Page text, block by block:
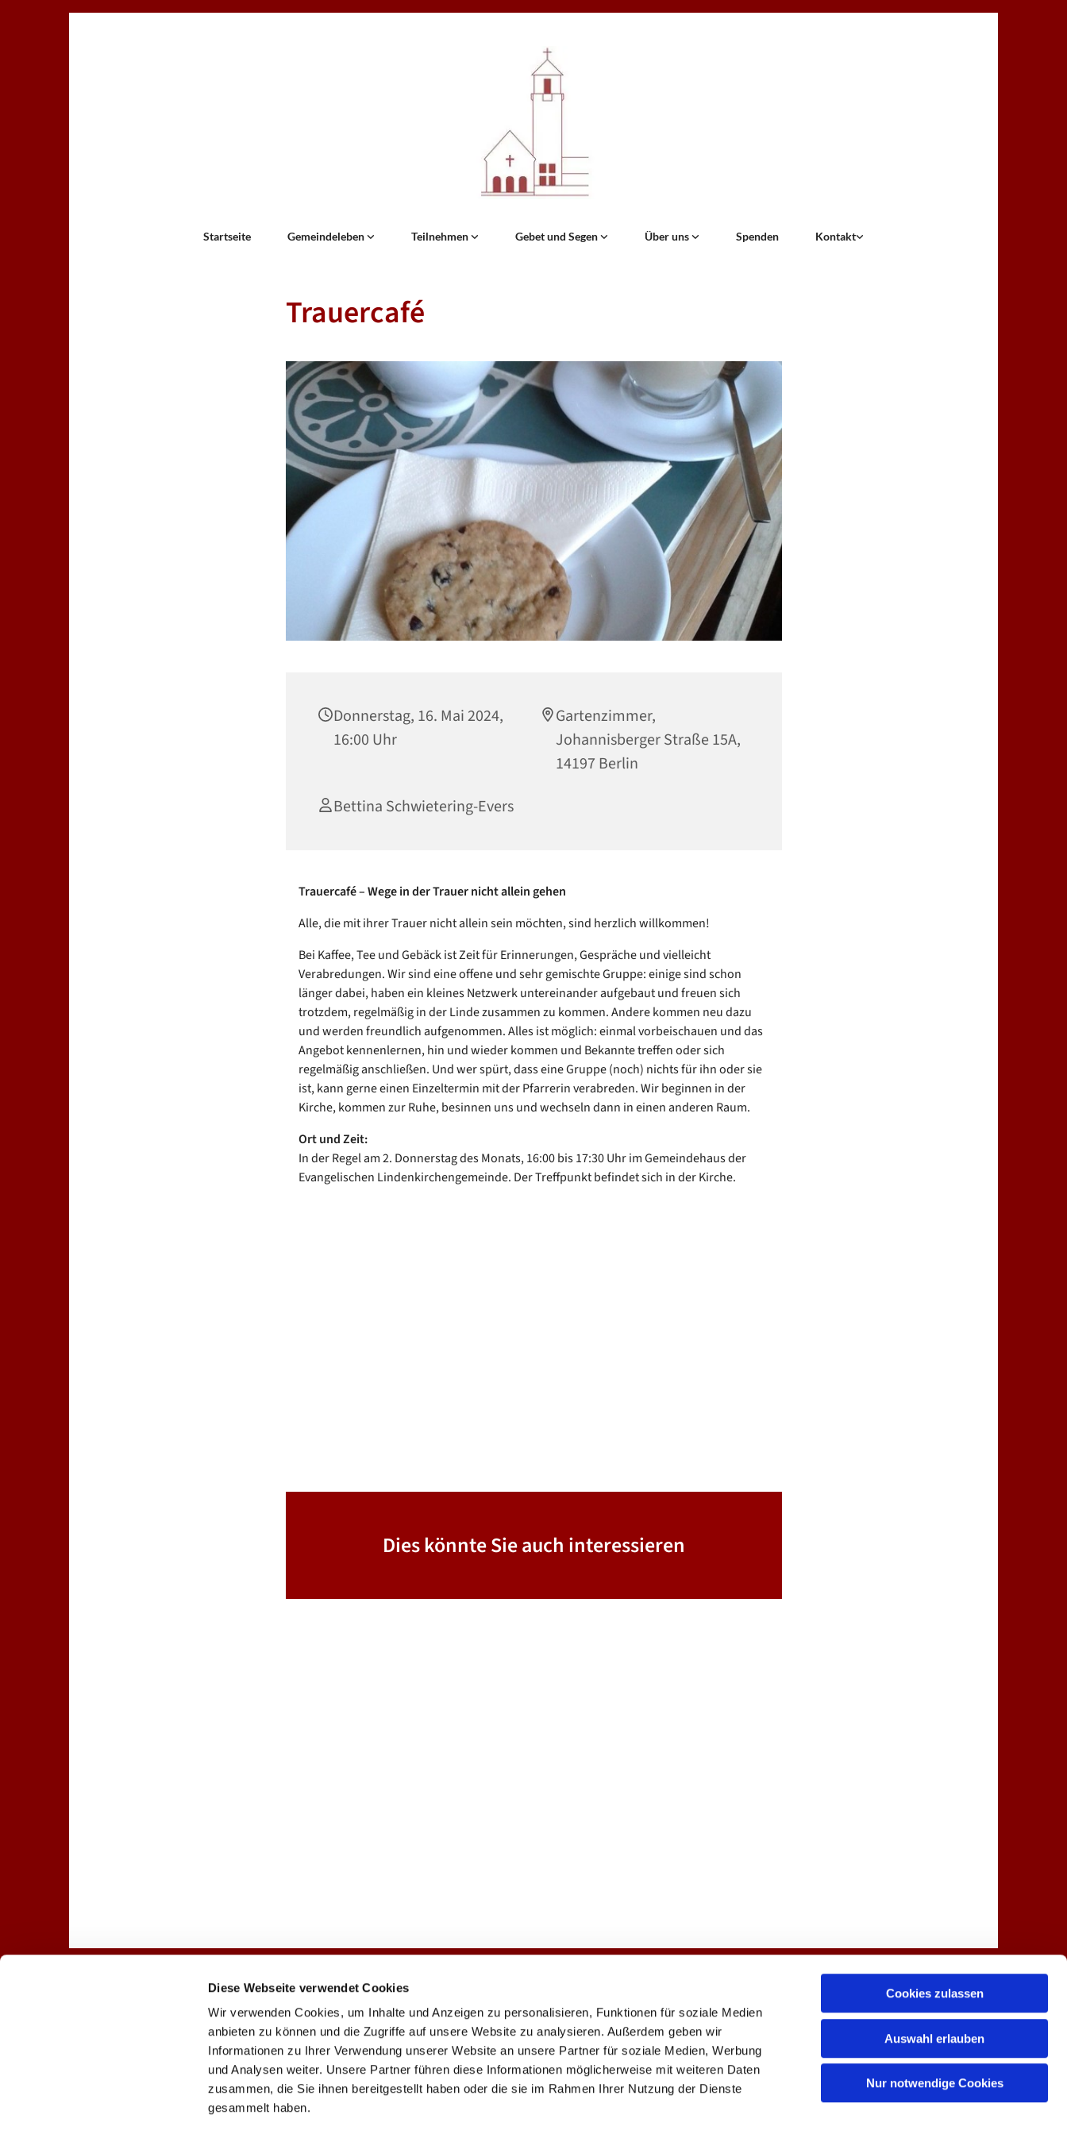
Diese Webseite verwendet Cookies
Wir verwenden Cookies, um Inhalte und Anzeigen zu personalisieren, Funktionen für soziale Medien
anbieten zu können und die Zugriffe auf unsere Website zu analysieren. Außerdem geben wir
Informationen zu Ihrer Verwendung unserer Website an unsere Partner für soziale Medien, Werbung
und Analysen weiter. Unsere Partner führen diese Informationen möglicherweise mit weiteren Daten
zusammen, die Sie ihnen bereitgestellt haben oder die sie im Rahmen Ihrer Nutzung der Dienste
gesammelt haben.
Cookies zulassen
Auswahl erlauben
Nur notwendige Cookies
Startseite Gemeindeleben Teilnehmen Gebet und Segen Über uns Spenden Kontakt
Trauercafé
Donnerstag, 16. Mai 2024,
16:00 Uhr
Gartenzimmer,
Johannisberger Straße 15A,
14197 Berlin
Bettina Schwietering-Evers
Trauercafé – Wege in der Trauer nicht allein gehen
Alle, die mit ihrer Trauer nicht allein sein möchten, sind herzlich willkommen!
Bei Kaffee, Tee und Gebäck ist Zeit für Erinnerungen, Gespräche und vielleicht
Verabredungen. Wir sind eine offene und sehr gemischte Gruppe: einige sind schon
länger dabei, haben ein kleines Netzwerk untereinander aufgebaut und freuen sich
trotzdem, regelmäßig in der Linde zusammen zu kommen. Andere kommen neu dazu
und werden freundlich aufgenommen. Alles ist möglich: einmal vorbeischauen und das
Angebot kennenlernen, hin und wieder kommen und Bekannte treffen oder sich
regelmäßig anschließen. Und wer spürt, dass eine Gruppe (noch) nichts für ihn oder sie
ist, kann gerne einen Einzeltermin mit der Pfarrerin verabreden. Wir beginnen in der
Kirche, kommen zur Ruhe, besinnen uns und wechseln dann in einen anderen Raum.
Ort und Zeit:
In der Regel am 2. Donnerstag des Monats, 16:00 bis 17:30 Uhr im Gemeindehaus der
Evangelischen Lindenkirchengemeinde. Der Treffpunkt befindet sich in der Kirche.
Dies könnte Sie auch interessieren
Gottesdienste Kontakt
Evangelische Lindenkirchengemeinde · Johannisberger Str. 15A, 14197 Berlin030 82 79 22 0buero@lindenkirche.de
Kontaktinformationen
Impressum